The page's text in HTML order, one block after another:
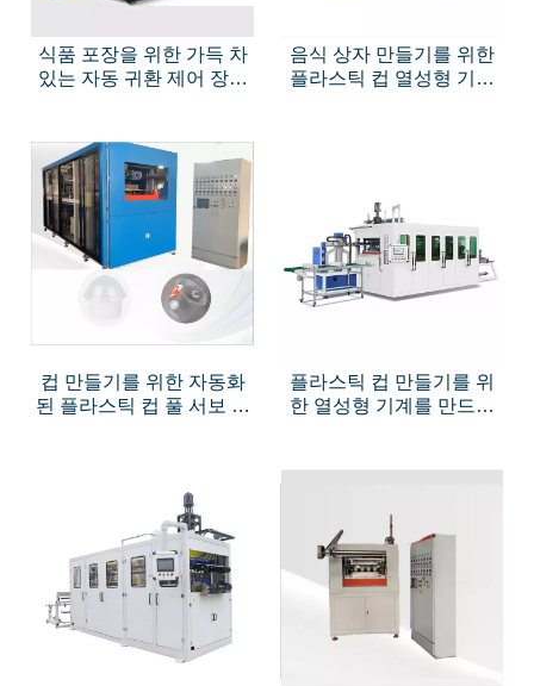
식품 포장을 위한 가득 차
있는 자동 귀환 제어 장치
음식 상자 만들기를 위한
플라스틱 컵 열성형 기계
컵 만들기를 위한 자동화
된 플라스틱 컵 풀 서보 열
플라스틱 컵 만들기를 위
한 열성형 기계를 만드는